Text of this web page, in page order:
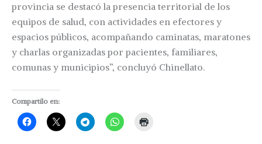
provincia se destacó la presencia territorial de los
equipos de salud, con actividades en efectores y
espacios públicos, acompañando caminatas, maratones
y charlas organizadas por pacientes, familiares,
comunas y municipios”, concluyó Chinellato.
Compartilo en: